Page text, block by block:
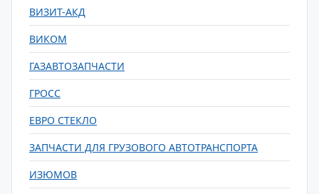
ВИЗИТ-АКД
ВИКОМ
ГАЗАВТОЗАПЧАСТИ
ГРОСС
ЕВРО СТЕКЛО
ЗАПЧАСТИ ДЛЯ ГРУЗОВОГО АВТОТРАНСПОРТА
ИЗЮМОВ